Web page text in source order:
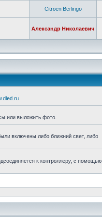
Citroen Berlingo
Александр Николаевич
или выложить фото.
включены либо ближний свет, либо
к контроллеру, с помощью